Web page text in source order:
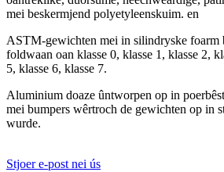
mei beskermjend polyetyleenskuim. en
ASTM-gewichten mei in silindryske foarm
foldwaan oan klasse 0, klasse 1, klasse 2,
5, klasse 6, klasse 7.
Aluminium doaze ûntworpen op in
mei bumpers wêrtroch de gewichten op in
wurde.
Stjoer e-post nei ús